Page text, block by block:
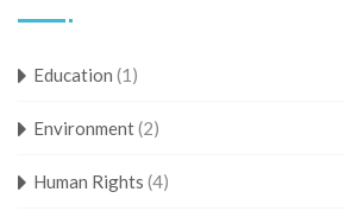
Education (1)
Environment(2)
Human Rights (4)